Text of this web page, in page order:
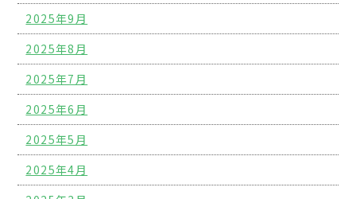
2025年9月
2025年8月
2025年7月
2025年6月
2025年5月
2025年4月